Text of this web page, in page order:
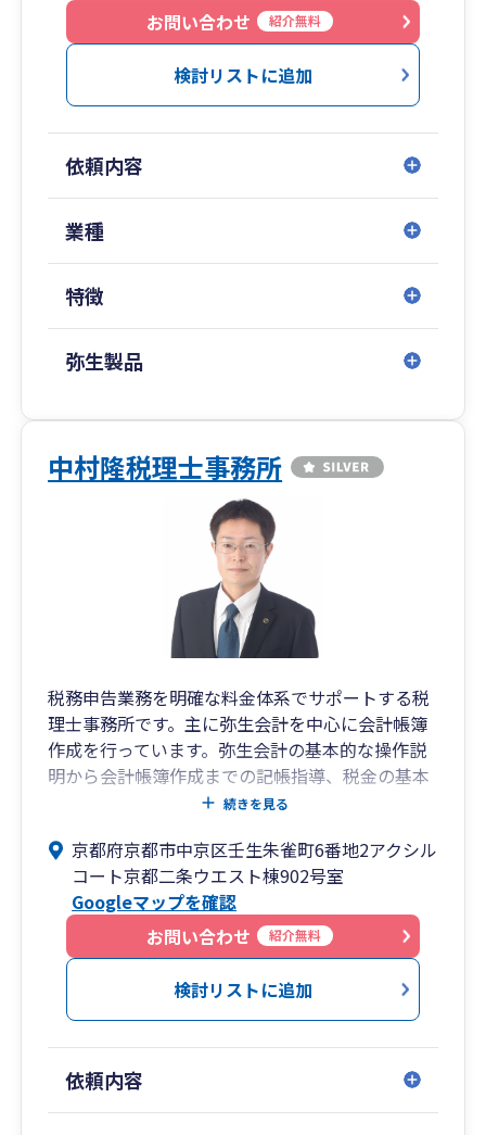
お問い合わせ
紹介無料
検討リストに追加
依頼内容
業種
特徴
弥生製品
中村隆税理士事務所
税務申告業務を明確な料金体系でサポートする税
理士事務所です。主に弥生会計を中心に会計帳簿
作成を行っています。弥生会計の基本的な操作説
明から会計帳簿作成までの記帳指導、税金の基本
的な内容の説明から最新の税制改正などへの対応
当事務所の特長は、書面添付制度（税理士法第33
条の2に規定する書面添付制度と税理士法第35条
に規定する意見聴取制度を総称したもの）を有効
活用していることです。当該制度は納税者様及び
作成税理士の両者にとって大変有益な制度になっ
ています。特典の例示として、事前通知前の意見
聴取の段階での自主的な修正申告は加算税の対象
ます。電子申告と連動させて法定納期限に指定口
座から納税が完了します。金融機関に行っていた
続きを見る
京都府京都市中京区壬生朱雀町6番地2アクシル
コート京都二条ウエスト棟902号室
Googleマップを確認
お問い合わせ
紹介無料
検討リストに追加
依頼内容